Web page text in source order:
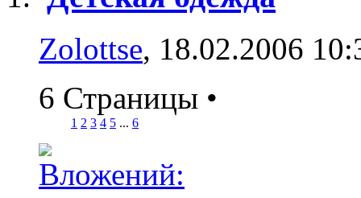
Zolottse, 18.02.2006
6 Страницы •
1 2 3 4 5 ... 6